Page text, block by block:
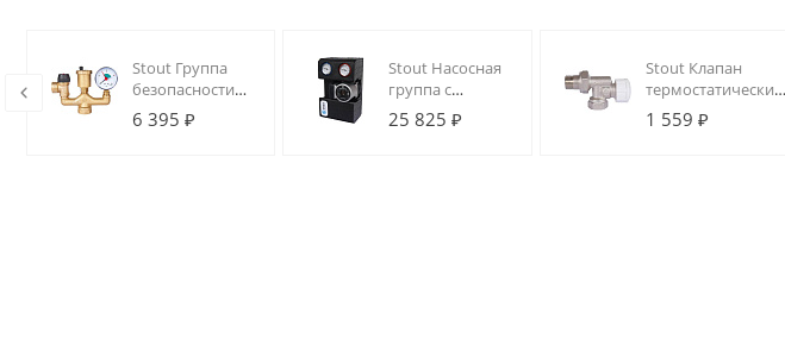
Stout Группа
безопасности
котла 1" (до 50
кВт) (без
6 395 ₽
Stout Насосная
группа с
прямым
контуром 3/4" с
25 825 ₽
Stout Клапан
термостатический,
осевой 1/2"
1 559 ₽